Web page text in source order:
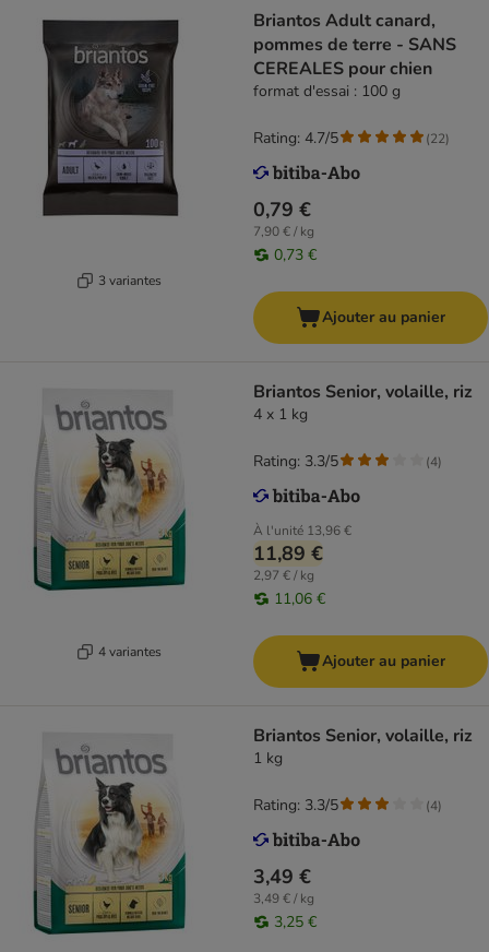
3 variantes
Briantos Adult canard,
pommes de terre - SANS
CEREALES pour chien
format d'essai : 100 g
0,79 €
7,90 € / kg
0,73 €
Rating: 4.7/5 (22)
Ajouter au panier
4 variantes
Briantos Senior, volaille, riz
4 x 1 kg
À l'unité 13,96 €
11,89 €
2,97 € / kg
11,06 €
Rating: 3.3/5 (4)
Ajouter au panier
Briantos Senior, volaille, riz
1 kg
3,49 €
3,49 € / kg
3,25 €
Rating: 3.3/5 (4)